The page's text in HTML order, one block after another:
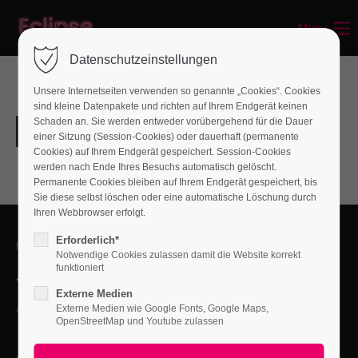
Login
Benutzername
Passwort
Register | Lost your password?
Support
Menu
FEEL FREE TO CONTACT US
+01 444 222 444
office@yourcompany.com
Datenschutzeinstellungen
Unsere Internetseiten verwenden so genannte „Cookies“. Cookies
sind kleine Datenpakete und richten auf Ihrem Endgerät keinen
Schaden an. Sie werden entweder vorübergehend für die Dauer
einer Sitzung (Session-Cookies) oder dauerhaft (permanente
Cookies) auf Ihrem Endgerät gespeichert. Session-Cookies
werden nach Ende Ihres Besuchs automatisch gelöscht.
Permanente Cookies bleiben auf Ihrem Endgerät gespeichert, bis
Sie diese selbst löschen oder eine automatische Löschung durch
Ihren Webbrowser erfolgt.
Erforderlich*
Notwendige Cookies zulassen damit die Website korrekt
funktioniert
Externe Medien
Externe Medien wie Google Fonts, Google Maps,
OpenStreetMap und Youtube zulassen